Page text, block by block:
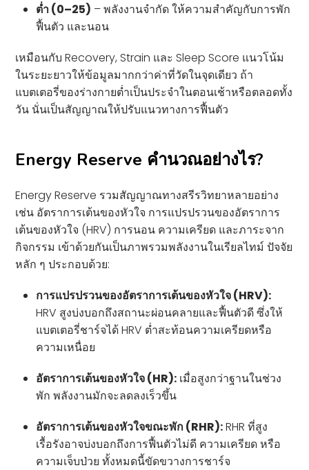
ต่ำ (0–25) – พลังงานจำกัด ให้ความสำคัญกับการพัก
ฟื้นตัว และนอน
เหมือนกับ Recovery, Strain และ Sleep Score แนวโน้ม
ในระยะยาวให้ข้อมูลมากกว่าค่าที่วัดในจุดเดียว ถ้า
แบตเตอรี่ของร่างกายต่ำเป็นประจำในตอนเช้าหรือตลอดทั้ง
วัน นั่นเป็นสัญญาณให้ปรับแนวทางการฟื้นตัว
Energy Reserve คำนวณอย่างไร?
Energy Reserve รวมสัญญาณทางสรีรวิทยาหลายอย่าง
เช่น อัตราการเต้นของหัวใจ การแปรปรวนของอัตราการ
เต้นของหัวใจ (HRV) การนอน ความเครียด และภาระจาก
กิจกรรม เข้าด้วยกันเป็นภาพรวมพลังงานในเรียลไทม์ ปัจจัย
หลัก ๆ ประกอบด้วย:
การแปรปรวนของอัตราการเต้นของหัวใจ (HRV):
HRV สูงบ่งบอกถึงสถานะผ่อนคลายและฟื้นตัวดี ซึ่งให้
แบตเตอรี่ชาร์จได้ HRV ต่ำสะท้อนความเครียดหรือ
ความเหนื่อย
อัตราการเต้นของหัวใจ (HR): เมื่อสูงกว่าฐานในช่วง
พัก พลังงานมักจะลดลงเร็วขึ้น
อัตราการเต้นของหัวใจขณะพัก (RHR):RHR ที่สูง
เรื้อรังอาจบ่งบอกถึงการฟื้นตัวไม่ดี ความเครียด หรือ
ความเจ็บป่วย ทั้งหมดนี้ขัดขวางการชาร์จ